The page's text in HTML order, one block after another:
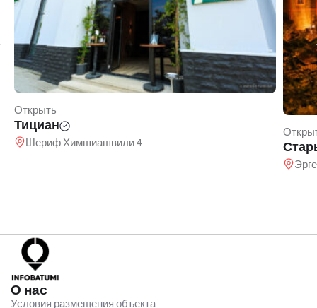
Открыть
Тициан
Шериф Химшиашвили 4
О нас
Условия размещения объекта